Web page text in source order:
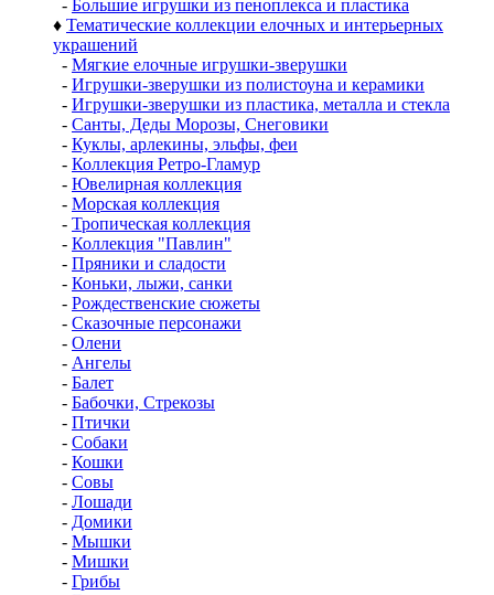
- Большие игрушки из пеноплекса и пластика
♦ Тематические коллекции елочных и интерьерных
украшений
- Мягкие елочные игрушки-зверушки
- Игрушки-зверушки из полистоуна и керамики
- Игрушки-зверушки из пластика, металла и стекла
- Санты, Деды Морозы, Снеговики
- Куклы, арлекины, эльфы, феи
- Коллекция Ретро-Гламур
- Ювелирная коллекция
- Морская коллекция
- Тропическая коллекция
- Коллекция "Павлин"
- Пряники и сладости
- Коньки, лыжи, санки
- Рождественские сюжеты
- Сказочные персонажи
- Олени
- Ангелы
- Балет
- Бабочки, Стрекозы
- Птички
- Собаки
- Кошки
- Совы
- Лошади
- Домики
- Мышки
- Мишки
- Грибы